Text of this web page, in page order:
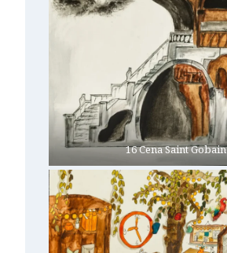
16 Cena Saint Gobain